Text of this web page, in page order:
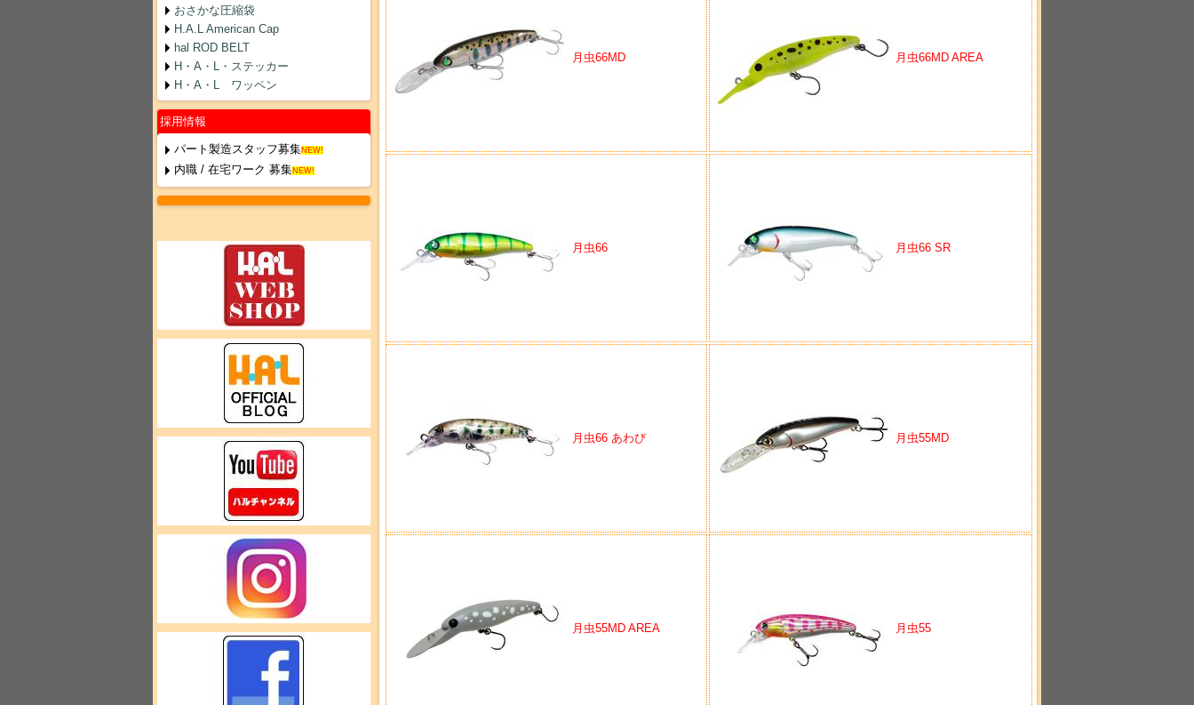
月虫66MD 月虫66MD AREA
月虫66 月虫66 SR
月虫66 あわび 月虫55MD
月虫55MD AREA 月虫55
おさかな圧縮袋
H.A.L American Cap
hal ROD BELT
H・A・L・ステッカー
H・A・L ワッペン
採用情報
パート製造スタッフ募集NEW!
内職 / 在宅ワーク 募集NEW!